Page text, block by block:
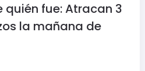
quién fue: Atracan 3
la mañana de